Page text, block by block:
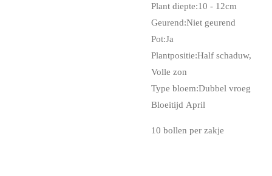
Plant diepte:10 - 12cm
Geurend:Niet geurend
Pot:Ja
Plantpositie:Half schaduw,
Volle zon
Type bloem:Dubbel vroeg
Bloeitijd April
10 bollen per zakje